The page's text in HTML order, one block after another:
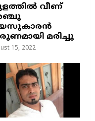
വീണ്
മരിച്ചു
15, 2022